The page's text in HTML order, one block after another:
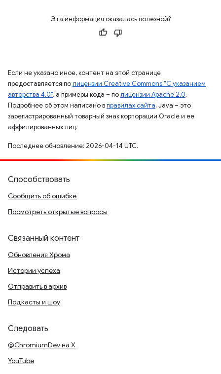
Эта информация оказалась полезной?
Если не указано иное, контент на этой странице
предоставляется полицензии Creative Commons "С указанием
авторства 4.0", а примеры кода – полицензии Apache 2.0.
Подробнее об этом написано вправилах сайта. Java – это
зарегистрированный товарный знак корпорации Oracle и ее
аффилированных лиц.
Последнее обновление: 2026-04-14 UTC.
Способствовать
Сообщить об ошибке
Посмотреть открытые вопросы
Связанный контент
Обновления Хрома
Истории успеха
Отправить в архив
Подкасты и шоу
Следовать
@ChromiumDev на X
YouTube